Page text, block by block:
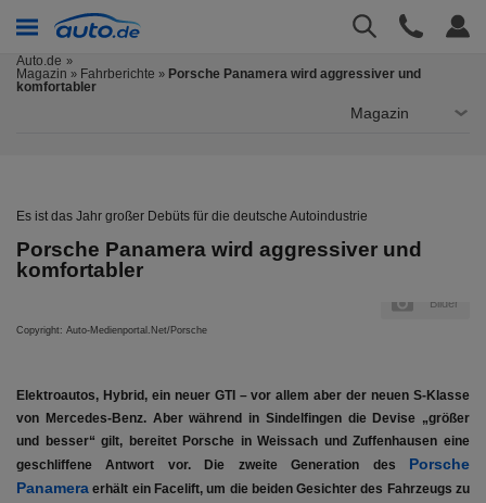
Auto.de
Magazin » Fahrberichte » Porsche Panamera wird aggressiver und
komfortabler
Magazin
Es ist das Jahr großer Debüts für die deutsche Autoindustrie
Porsche Panamera wird aggressiver und
komfortabler
Bilder
Copyright: Auto-Medienportal.Net/Porsche
Elektroautos, Hybrid, ein neuer GTI – vor allem aber der neuen S-Klasse
von Mercedes-Benz. Aber während in Sindelfingen die Devise „größer
und besser“ gilt, bereitet Porsche in Weissach und Zuffenhausen eine
geschliffene Antwort vor. Die zweite Generation des Porsche
Panamera erhält ein Facelift, um die beiden Gesichter des Fahrzeugs zu